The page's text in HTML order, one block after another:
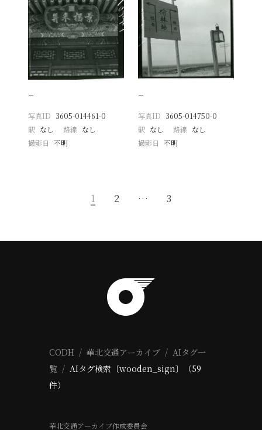
−
写真ID 3605-014461-0
駅 なし 路線 なし
撮影日
不明
−
写真ID 3605-014750-0
駅 なし 路線 なし
撮影日 不明
1 2 … 3
CODH 華北交通アーカイブ
AIタグ一
覧
AIタグ検索〔wooden_sign〕（59
件）
華北交通アーカイブ作成委員会